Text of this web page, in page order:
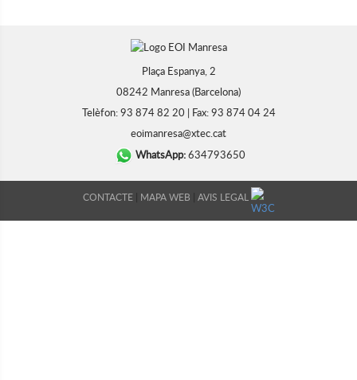
Plaça Espanya, 2
08242 Manresa (Barcelona)
Telèfon: 93 874 82 20 | Fax: 93 874 04 24
eoimanresa@xtec.cat
WhatsApp:634793650
CONTACTE| MAPA WEB AVIS LEGAL